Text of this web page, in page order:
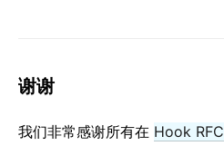
谢谢
我们非常感谢所有在 Hook RFC